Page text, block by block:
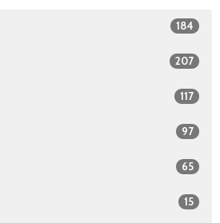
184
207
117
97
65
15